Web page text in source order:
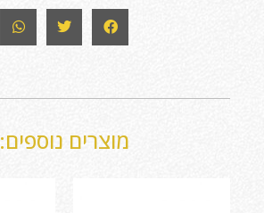
מוצרים נוספים: